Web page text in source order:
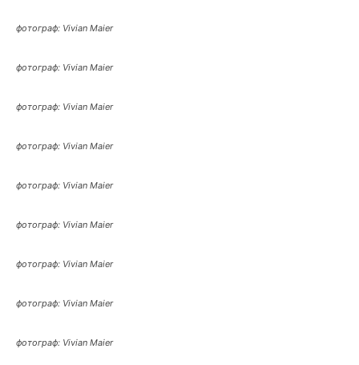
фотограф: Vivian Maier
фотограф: Vivian Maier
фотограф: Vivian Maier
фотограф: Vivian Maier
фотограф: Vivian Maier
фотограф: Vivian Maier
фотограф: Vivian Maier
фотограф: Vivian Maier
фотограф: Vivian Maier